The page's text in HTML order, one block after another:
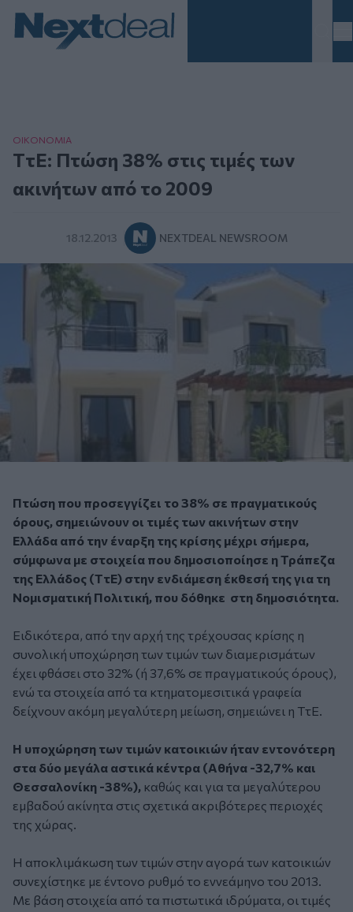
ΟΙΚΟΝΟΜΙΑ
ΤτΕ: Πτώση 38% στις τιμές των
ακινήτων από το 2009
18.12.2013 NEXTDEAL NEWSROOM
Πτώση που προσεγγίζει το 38% σε πραγματικούς
όρους, σημειώνουν οι τιμές των ακινήτων στην
Ελλάδα από την έναρξη της κρίσης μέχρι σήμερα,
σύμφωνα με στοιχεία που δημοσιοποίησε η Τράπεζα
της Ελλάδος (ΤτΕ) στην ενδιάμεση έκθεσή της για τη
Νομισματική Πολιτική, που δόθηκε στη δημοσιότητα.
Ειδικότερα, από την αρχή της τρέχουσας κρίσης η
συνολική υποχώρηση των τιμών των διαμερισμάτων
έχει φθάσει στο 32% (ή 37,6% σε πραγματικούς όρους),
ενώ τα στοιχεία από τα κτηματομεσιτικά γραφεία
δείχνουν ακόμη μεγαλύτερη μείωση, σημειώνει η ΤτΕ.
Η υποχώρηση των τιμών κατοικιών ήταν εντονότερη
στα δύο μεγάλα αστικά κέντρα (Αθήνα -32,7% και
Θεσσαλονίκη -38%), καθώς και για τα μεγαλύτερου
εμβαδού ακίνητα στις σχετικά ακριβότερες περιοχές
της χώρας.
Η αποκλιμάκωση των τιμών στην αγορά των κατοικιών
συνεχίστηκε µε έντονο ρυθμό το εννεάμηνο του 2013.
Με βάση στοιχεία από τα πιστωτικά ιδρύματα, οι τιμές